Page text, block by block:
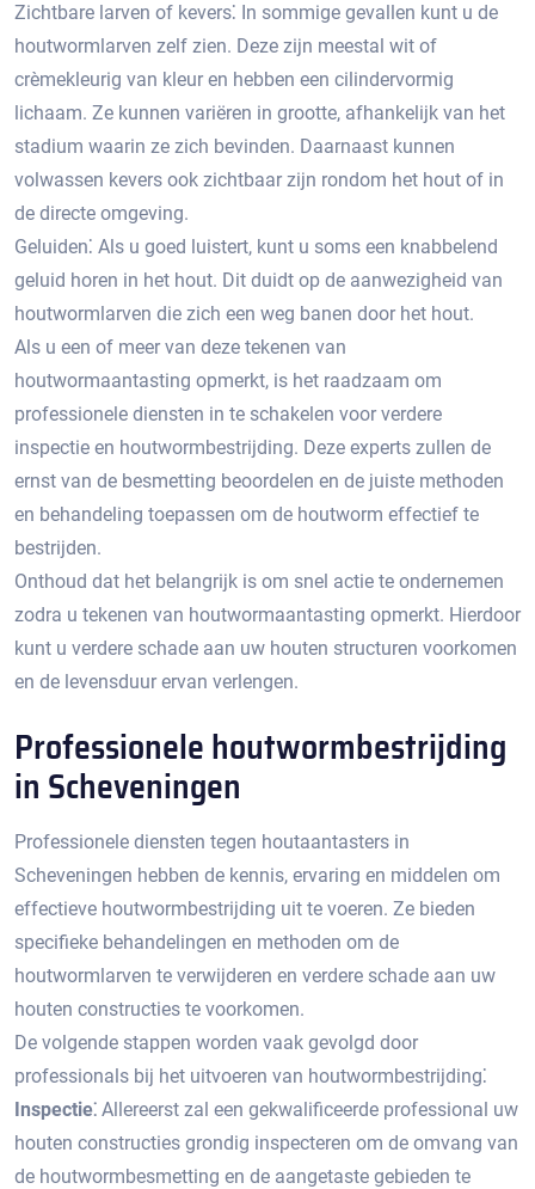
Zichtbare larven of kevers⁚ In sommige gevallen kunt u de
houtwormlarven zelf zien.​ Deze zijn meestal wit of
crèmekleurig van kleur en hebben een cilindervormig
lichaam.​ Ze kunnen variëren in grootte, afhankelijk van het
stadium waarin ze zich bevinden.​ Daarnaast kunnen
volwassen kevers ook zichtbaar zijn rondom het hout of in
de directe omgeving.​
Geluiden⁚ Als u goed luistert, kunt u soms een knabbelend
geluid horen in het hout. Dit duidt op de aanwezigheid van
houtwormlarven die zich een weg banen door het hout.​
Als u een of meer van deze tekenen van
houtwormaantasting opmerkt, is het raadzaam om
professionele diensten in te schakelen voor verdere
inspectie en houtwormbestrijding.​ Deze experts zullen de
ernst van de besmetting beoordelen en de juiste methoden
en behandeling toepassen om de houtworm effectief te
bestrijden.​
Onthoud dat het belangrijk is om snel actie te ondernemen
zodra u tekenen van houtwormaantasting opmerkt.​ Hierdoor
kunt u verdere schade aan uw houten structuren voorkomen
en de levensduur ervan verlengen.​
Professionele houtwormbestrijding
in Scheveningen
Professionele diensten tegen houtaantasters in
Scheveningen hebben de kennis, ervaring en middelen om
effectieve houtwormbestrijding uit te voeren.​ Ze bieden
specifieke behandelingen en methoden om de
houtwormlarven te verwijderen en verdere schade aan uw
houten constructies te voorkomen.​
De volgende stappen worden vaak gevolgd door
professionals bij het uitvoeren van houtwormbestrijding⁚
Inspectie⁚ Allereerst zal een gekwalificeerde professional uw
houten constructies grondig inspecteren om de omvang van
de houtwormbesmetting en de aangetaste gebieden te